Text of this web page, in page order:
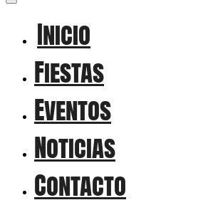
Inicio
Fiestas
Eventos
Noticias
Contacto